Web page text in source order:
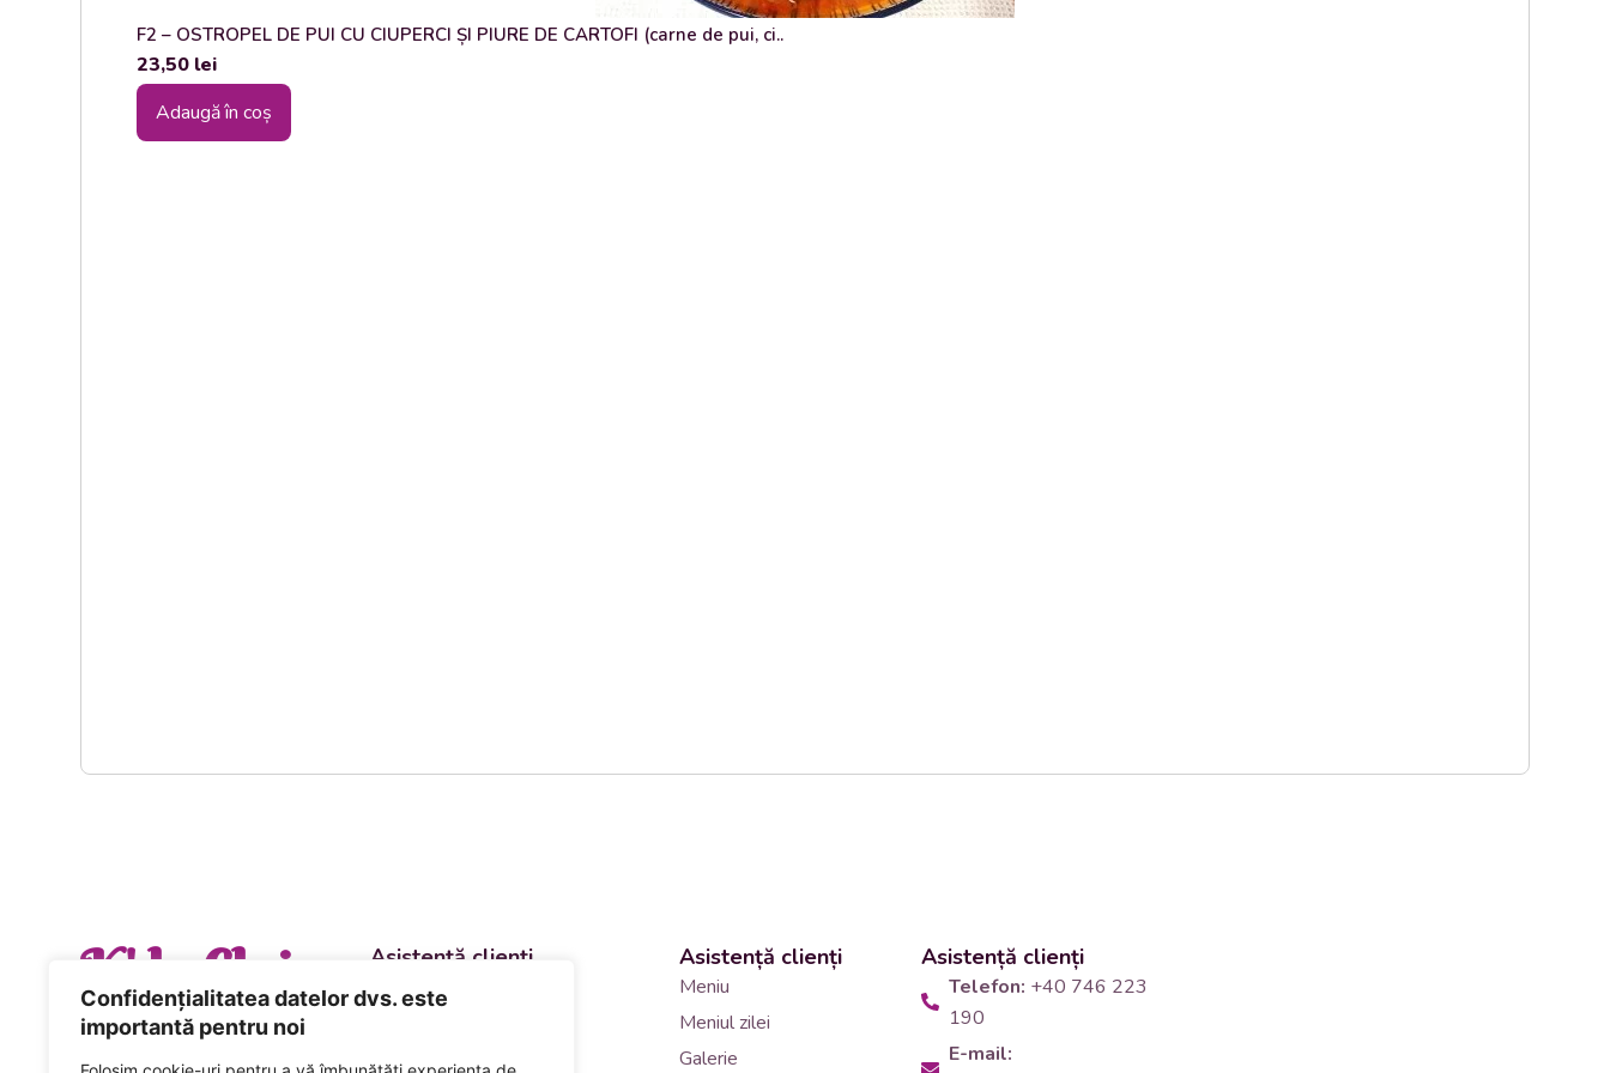
Confidențialitatea datelor dvs. este
importantă pentru noi
F2 – OSTROPEL DE PUI CU CIUPERCI ȘI PIURE DE CARTOFI (carne de pui, ci..
23,50 lei
Adaugă în coș
K' la Cluj Asistență clienți
Departament vânzări și
Asistență clienți
Meniu
Meniul zilei
Galerie
Asistență clienți
Telefon: +40 746 223
190
E-mail: